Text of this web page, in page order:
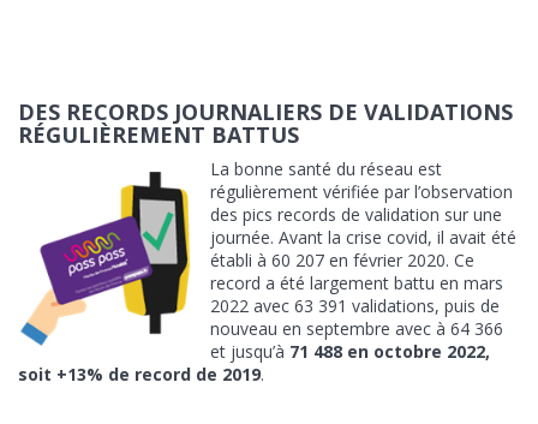
DES RECORDS JOURNALIERS DE VALIDATIONS
RÉGULIÈREMENT BATTUS
La bonne santé du réseau est
régulièrement vérifiée par l’observation
des pics records de validation sur une
journée. Avant la crise covid, il avait été
établi à 60 207 en février 2020. Ce
record a été largement battu en mars
2022 avec 63 391 validations, puis de
nouveau en septembre avec à 64 366
et jusqu’à 71 488 en octobre 2022,
soit +13% de record de 2019.